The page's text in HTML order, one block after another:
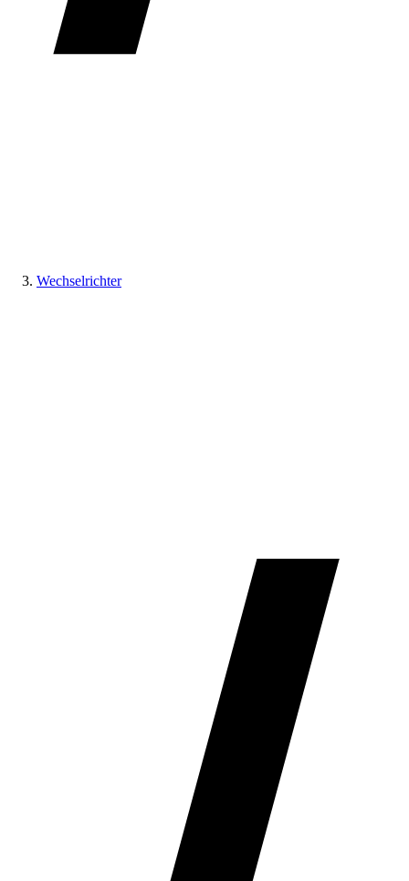
Wechselrichter